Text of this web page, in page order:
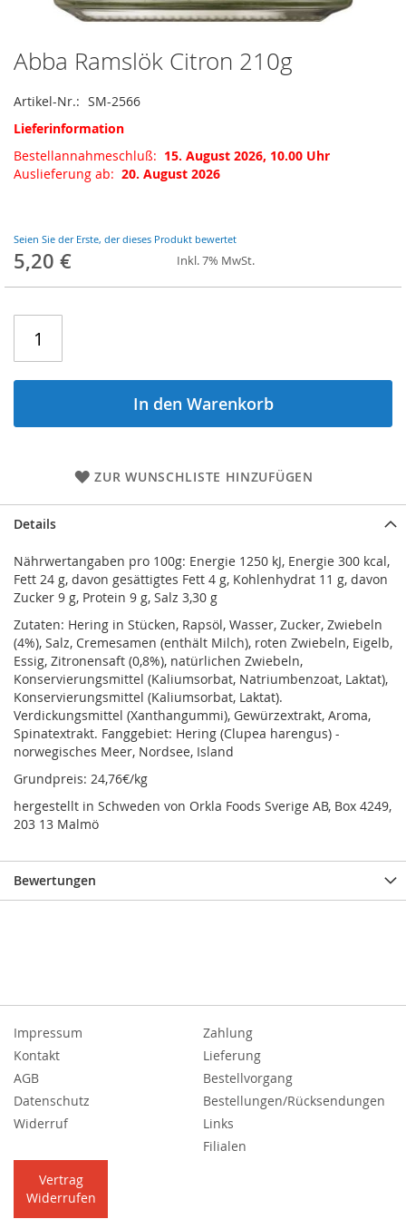
Zum
Anfang
der
Bildgalerie
springen
Abba Ramslök Citron 210g
Artikel-Nr.
SM-2566
Lieferinformation
Bestellannahmeschluß: 15. August 2026, 10.00 Uhr
Auslieferung ab: 20. August 2026
Seien Sie der Erste, der dieses Produkt bewertet
5,20 € Inkl. 7% MwSt.
In den Warenkorb
ZUR WUNSCHLISTE HINZUFÜGEN
Details
Nährwertangaben pro 100g: Energie 1250 kJ, Energie 300 kcal,
Fett 24 g, davon gesättigtes Fett 4 g, Kohlenhydrat 11 g, davon
Zucker 9 g, Protein 9 g, Salz 3,30 g
Zutaten: Hering in Stücken, Rapsöl, Wasser, Zucker, Zwiebeln
(4%), Salz, Cremesamen (enthält Milch), roten Zwiebeln, Eigelb,
Essig, Zitronensaft (0,8%), natürlichen Zwiebeln,
Konservierungsmittel (Kaliumsorbat, Natriumbenzoat, Laktat),
Konservierungsmittel (Kaliumsorbat, Laktat).
Verdickungsmittel (Xanthangummi), Gewürzextrakt, Aroma,
Spinatextrakt. Fanggebiet: Hering (Clupea harengus) -
norwegisches Meer, Nordsee, Island
Grundpreis: 24,76€/kg
hergestellt in Schweden von Orkla Foods Sverige AB, Box 4249,
203 13 Malmö
Bewertungen
Impressum
Kontakt
AGB
Datenschutz
Widerruf
Vertrag
Widerrufen
Zahlung
Lieferung
Bestellvorgang
Bestellungen/Rücksendungen
Links
Filialen